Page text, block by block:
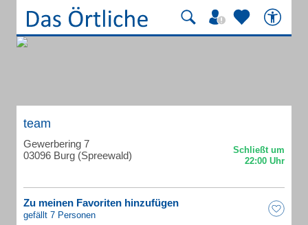
team
Gewerbering 7
03096 Burg (Spreewald)
Zu meinen Favoriten hinzufügen
gefällt 7 Personen